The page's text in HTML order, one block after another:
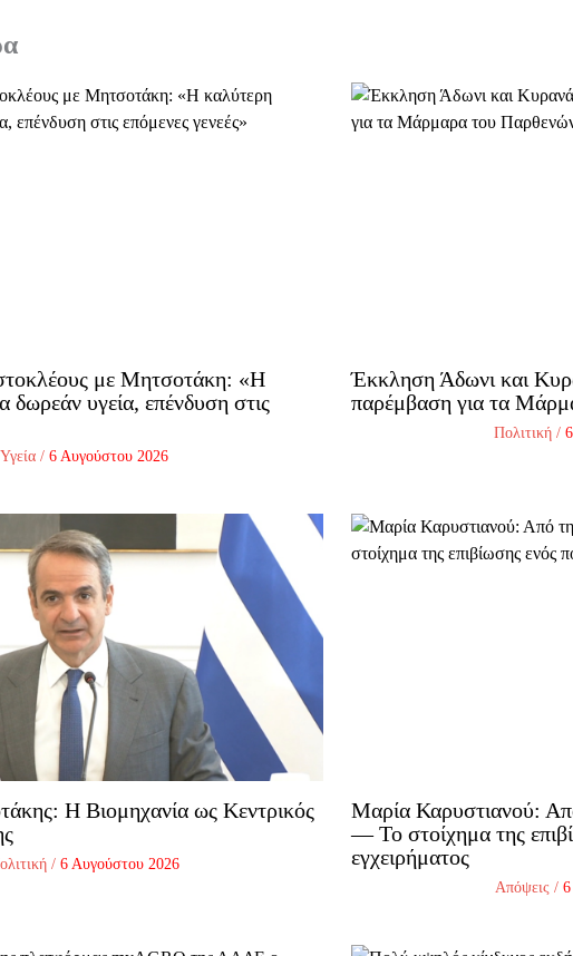
με Μητσοτάκη: «Η
δωρεάν υγεία, επένδυση στις
Υγεία /6 Αυγούστου 2026
Έκκληση Άδωνι και
παρέμβαση για τα
Πολιτική/
Η Βιομηχανία ως Κεντρικός
/6 Αυγούστου 2026
Μαρία Καρυστιανού:
— Το στοίχημα της
εγχειρήματος
Απόψεις /